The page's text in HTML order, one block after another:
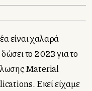
είναι χαλαρά
το 2023 για το
Material
Εκεί είχαμε